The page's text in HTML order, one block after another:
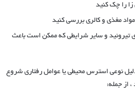
زا را چک کنید
مغذی و کالری بررسی کنید
تیروئید و سایر شرایطی که ممکن است باعث
دلیل نوعی استرس محیطی یا عوامل رفتاری شروع
از جمله: